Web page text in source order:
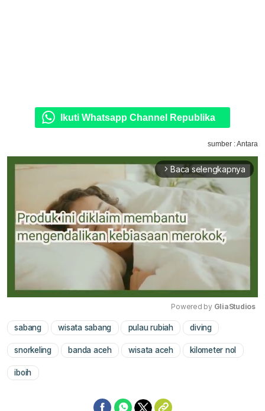
Ikuti Whatsapp Channel Republika
sumber : Antara
arrow_forward_ios Baca selengkapnya
Mute
Powered by GliaStudios
sabang wisata sabang pulau rubiah diving
snorkeling banda aceh wisata aceh kilometer nol
iboih